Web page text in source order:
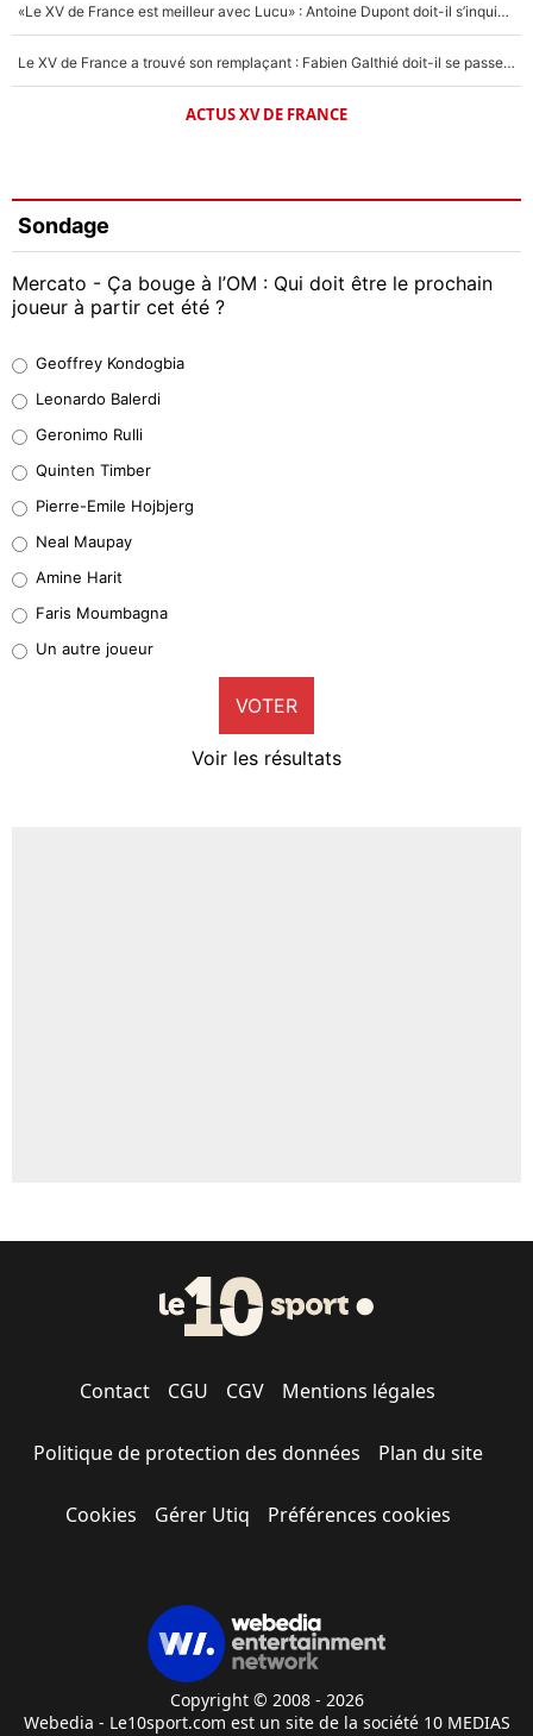
«Le XV de France est meilleur avec Lucu» : Antoine Dupont doit-il s’inquiéter pour sa place ?
Le XV de France a trouvé son remplaçant : Fabien Galthié doit-il se passer d'Antoine Dupont ?
ACTUS XV DE FRANCE
Sondage
Mercato - Ça bouge à l’OM : Qui doit être le prochain
joueur à partir cet été ?
38%
32%
5%
1%
9%
Geoffrey Kondogbia
Leonardo Balerdi
Geronimo Rulli
Quinten Timber
Pierre-Emile Hojbjerg
Neal Maupay
Amine Harit
Faris Moumbagna
Un autre joueur
VOTER
Voir les résultats
Contact CGU CGV Mentions légales
Politique de protection des données Plan du site
Cookies Gérer Utiq Préférences cookies
Copyright © 2008 - 2026
Webedia - Le10sport.com est un site de la société 10 MEDIAS